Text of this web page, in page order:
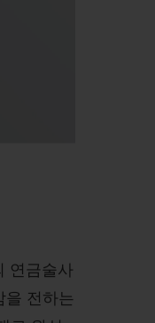
연금술사
전하는